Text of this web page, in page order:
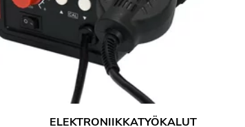
ELEKTRONIIKKATYÖKALUT